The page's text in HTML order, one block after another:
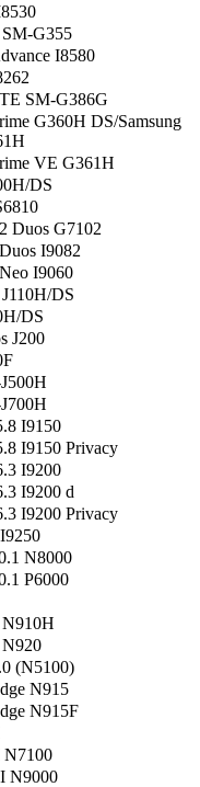
SM-G355
I8580
SM-G386G
G360H DS/Samsung
VE G361H
DS
Duos G7102
I9082
I9060
DS
DS
J200
I9150
I9150 Privacy
I9200
I9200 d
I9200 Privacy
N8000
P6000
N910H
N920
(N5100)
N915
N915F
N7100
N9000